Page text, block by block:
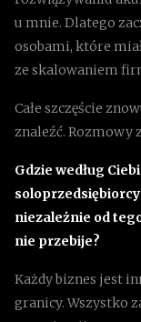
u mnie. Dlatego
osobami, które
ze skalowaniem
Całe szczęście
znaleźć. Rozmowy
Gdzie według
niezależnie od
nie przebije?
Każdy biznes jest
granicy. Wszystko